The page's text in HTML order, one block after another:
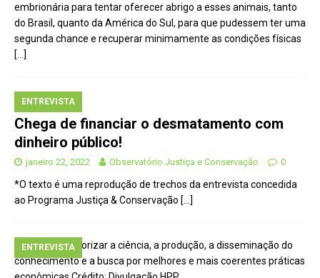
embrionária para tentar oferecer abrigo a esses animais, tanto
do Brasil, quanto da América do Sul, para que pudessem ter uma
segunda chance e recuperar minimamente as condições físicas
[…]
ENTREVISTA
Chega de financiar o desmatamento com
dinheiro público!
janeiro 22, 2022 Observatório Justiça e Conservação 0
*O texto é uma reprodução de trechos da entrevista concedida
ao Programa Justiça & Conservação […]
ENTREVISTA